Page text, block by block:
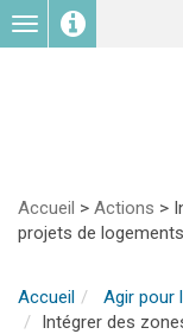
Toggle
navigation
Accueil > Actions >
projets de
Accueil Agir pour
Intégrer des